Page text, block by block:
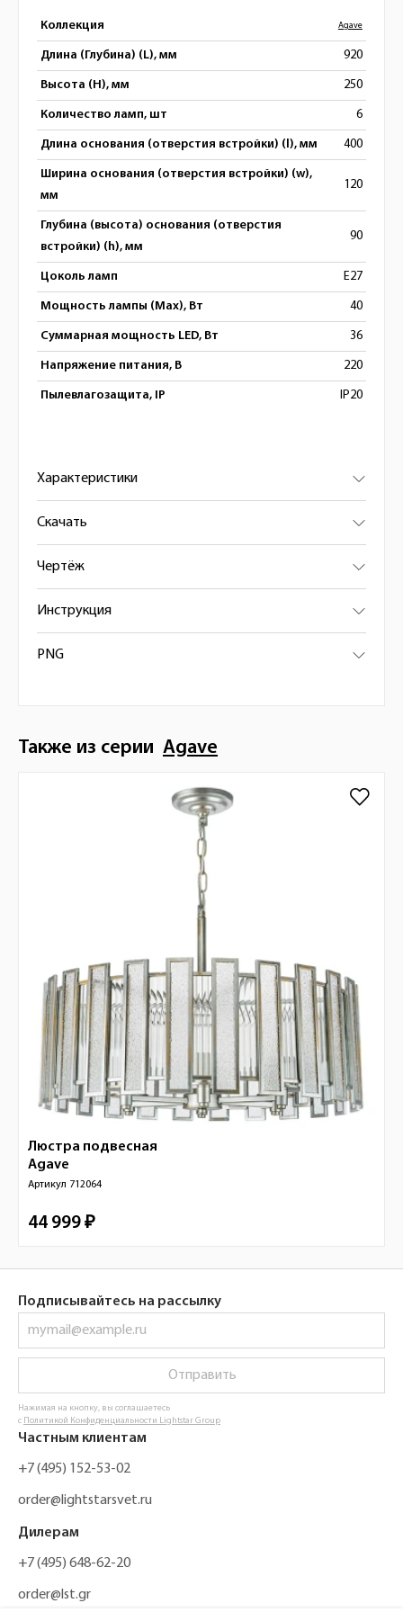
Коллекция Agave
Длина (Глубина) (L), мм 920
Высота (H), мм 250
Количество ламп, шт 6
Длина основания (отверстия встройки) (l), мм 400
Ширина основания (отверстия встройки) (w),
мм
120
Глубина (высота) основания (отверстия
встройки) (h), мм
90
Цоколь ламп E27
Мощность лампы (Max), Вт 40
Суммарная мощность LED, Вт 36
Напряжение питания, В 220
Пылевлагозащита, IP IP20
Характеристики
Скачать
Чертёж
Инструкция
PNG
Также из серии Agave
Люстра подвесная
Agave
Артикул 712064
44 999 ₽
Подписывайтесь на рассылку
Отправить
Нажимая на кнопку, вы соглашаетесь
с Политикой Конфиденциальности Lightstar Group
Частным клиентам
+7 (495) 152-53-02
order@lightstarsvet.ru
Дилерам
+7 (495) 648-62-20
order@lst.gr